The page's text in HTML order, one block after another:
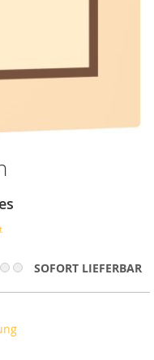
SOFORT LIEFERBAR